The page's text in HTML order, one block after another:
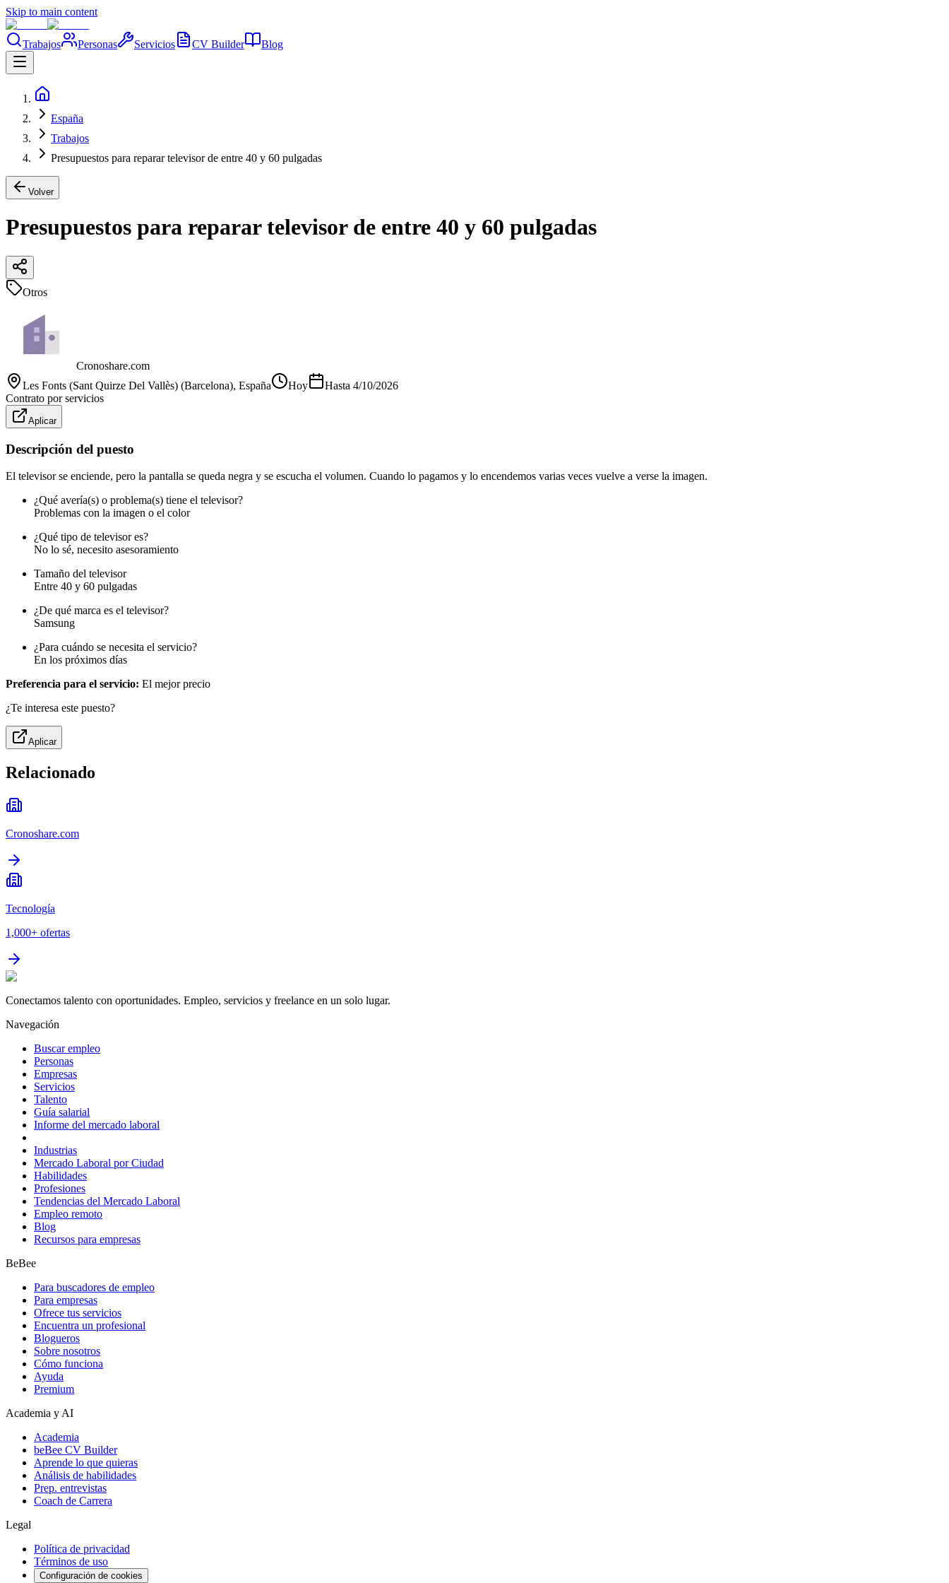
Skip to main content
Trabajos Personas Servicios CV Builder Blog
España
Trabajos
Presupuestos para reparar televisor de entre 40 y 60 pulgadas
Volver
Presupuestos para reparar televisor de entre 40 y 60 pulgadas
Otros
Cronoshare.com
Les Fonts (Sant Quirze Del Vallès) (Barcelona), España Hoy Hasta 4/10/2026
Contrato por servicios
Aplicar
Descripción del puesto
El televisor se enciende, pero la pantalla se queda negra y se escucha el volumen. Cuando lo pagamos y lo encendemos varias veces vuelve a verse la imagen.
¿Qué avería(s) o problema(s) tiene el televisor?
Problemas con la imagen o el color
¿Qué tipo de televisor es?
No lo sé, necesito asesoramiento
Tamaño del televisor
Entre 40 y 60 pulgadas
¿De qué marca es el televisor?
Samsung
¿Para cuándo se necesita el servicio?
En los próximos días
Preferencia para el servicio: El mejor precio
¿Te interesa este puesto?
Aplicar
Relacionado
Cronoshare.com
Tecnología
1,000+ ofertas
Conectamos talento con oportunidades. Empleo, servicios y freelance en un solo lugar.
Navegación
Buscar empleo
Personas
Empresas
Servicios
Talento
Guía salarial
Informe del mercado laboral
Industrias
Mercado Laboral por Ciudad
Habilidades
Profesiones
Tendencias del Mercado Laboral
Empleo remoto
Blog
Recursos para empresas
BeBee
Para buscadores de empleo
Para empresas
Ofrece tus servicios
Encuentra un profesional
Blogueros
Sobre nosotros
Cómo funciona
Ayuda
Premium
Academia y AI
Academia
beBee CV Builder
Aprende lo que quieras
Análisis de habilidades
Prep. entrevistas
Coach de Carrera
Legal
Política de privacidad
Términos de uso
Configuración de cookies